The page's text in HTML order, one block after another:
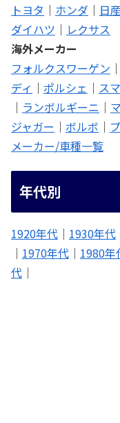
トヨタ ｜ ホンダ ｜ 日産
ダイハツ ｜ レクサス
海外メーカー
フォルクスワーゲン ｜
ディ ｜ ポルシェ ｜ ス
｜ ランボルギーニ ｜
ジャガー ｜ ボルボ ｜
メーカー/車種一覧
年代別
1920年代 ｜ 1930年代
｜ 1970年代 ｜ 1980年
代 ｜